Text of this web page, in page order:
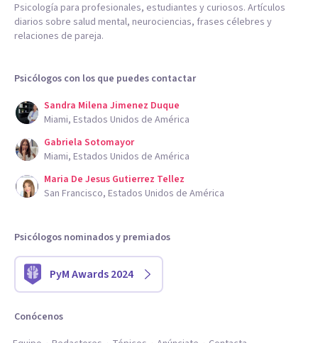
Psicología para profesionales, estudiantes y curiosos. Artículos
diarios sobre salud mental, neurociencias, frases célebres y
relaciones de pareja.
Psicólogos con los que puedes contactar
Sandra Milena Jimenez Duque
Miami, Estados Unidos de América
Gabriela Sotomayor
Miami, Estados Unidos de América
Maria De Jesus Gutierrez Tellez
San Francisco, Estados Unidos de América
Psicólogos nominados y premiados
PyM Awards 2024
Conócenos